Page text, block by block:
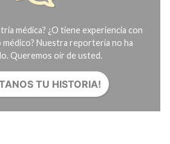
médica? ¿O tiene experiencia con
médico? Nuestra reportería no ha
Queremos oír de usted.
TU HISTORIA!